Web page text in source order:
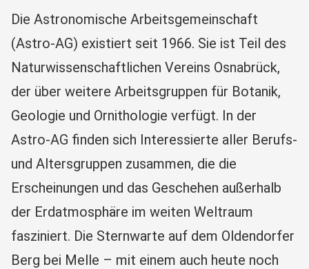
Die Astronomische Arbeitsgemeinschaft
(Astro-AG) existiert seit 1966. Sie ist Teil des
Naturwissenschaftlichen Vereins Osnabrück,
der über weitere Arbeitsgruppen für Botanik,
Geologie und Ornithologie verfügt. In der
Astro-AG finden sich Interessierte aller Berufs-
und Altersgruppen zusammen, die die
Erscheinungen und das Geschehen außerhalb
der Erdatmosphäre im weiten Weltraum
fasziniert. Die Sternwarte auf dem Oldendorfer
Berg bei Melle – mit einem auch heute noch